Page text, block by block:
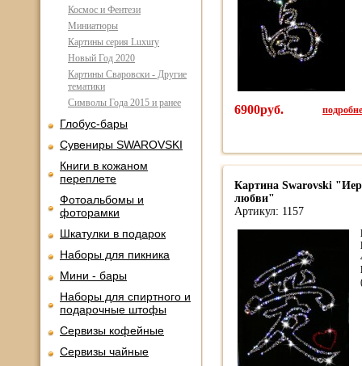
Космос и Фентези
Миниатюры
Картины серия Luxury
Новый Год 2020
Картины Сваровски - Другие
тематики
Символы Года 2015 и ранее
Глобус-бары
Сувениры SWAROVSKI
Книги в кожаном
переплете
Фотоальбомы и
фоторамки
Шкатулки в подарок
Наборы для пикника
Мини - бары
Наборы для спиртного и
подарочные штофы
Сервизы кофейные
Сервизы чайные
6900руб.
Картина Swarovski
любви"
Артикул: 1157